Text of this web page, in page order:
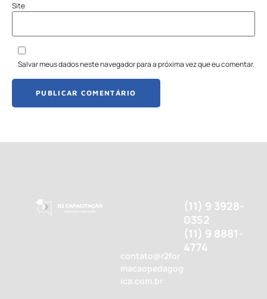
Site
Salvar meus dados neste navegador para a próxima vez que eu comentar.
contato@r2for
macaopedagog
ica.com.br
(11) 9 3928-
0352
(11) 9 8881-
4774